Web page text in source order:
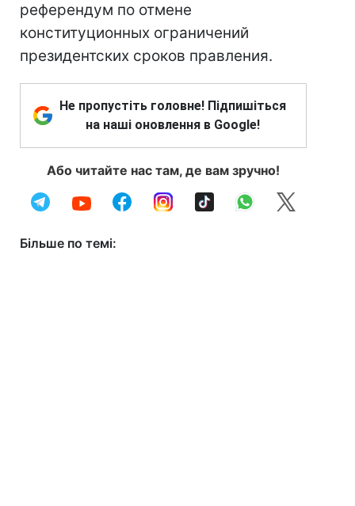
референдум по отмене
конституционных ограничений
президентских сроков правления.
Не пропустіть головне! Підпишіться
на наші оновлення в Google!
Або читайте нас там, де вам зручно!
Більше по темі: